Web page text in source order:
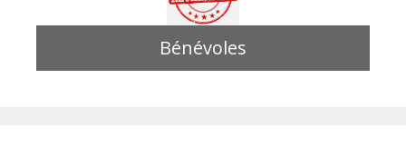
Bénévoles